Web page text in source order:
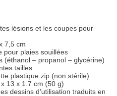
lésions et les coupes pour
7,5 cm
pour plaies souillées
(éthanol – propanol – glycérine)
tailles
plastique zip (non stérile)
13 x 1.7 cm (50 g)
dessins d'utilisation traduits en